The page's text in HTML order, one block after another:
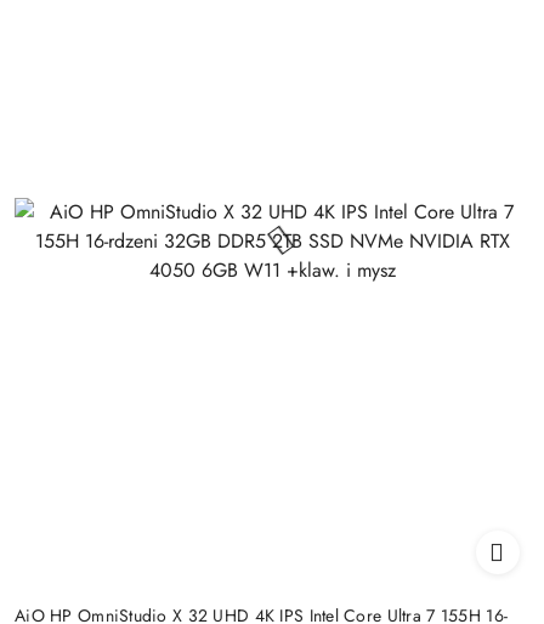
AiO HP OmniStudio X 32 UHD 4K IPS Intel Core Ultra 7 155H 16-